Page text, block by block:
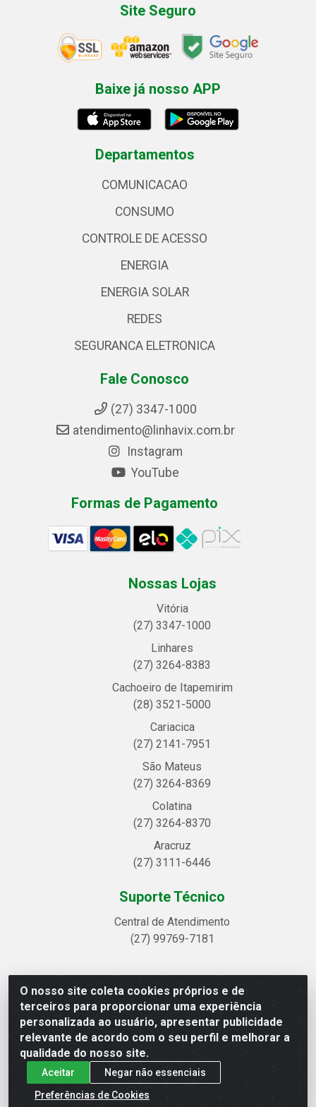
O nosso site coleta cookies próprios e de
terceiros para proporcionar uma experiência
personalizada ao usuário, apresentar publicidade
relevante de acordo com o seu perfil e melhorar a
qualidade do nosso site.
Aceitar
Negar não essenciais
Preferências de Cookies
Site Seguro
Baixe já nosso APP
Departamentos
COMUNICACAO
CONSUMO
CONTROLE DE ACESSO
ENERGIA
ENERGIA SOLAR
REDES
SEGURANCA ELETRONICA
Fale Conosco
(27) 3347-1000
atendimento@linhavix.com.br
Instagram
YouTube
Formas de Pagamento
Nossas Lojas
Vitória
(27) 3347-1000
Linhares
(27) 3264-8383
Cachoeiro de Itapemirim
(28) 3521-5000
Cariacica
(27) 2141-7951
São Mateus
(27) 3264-8369
Colatina
(27) 3264-8370
Aracruz
(27) 3111-6446
Suporte Técnico
Central de Atendimento
(27) 99769-7181
Linhavix Distribuidora LTDA - Avenida Alegre, 2521 -
Quadra314 Lote 05 e 07 - Shell, Linhares/ES - CEP 29.901-605
- CNPJ 20.857.514/0001-75